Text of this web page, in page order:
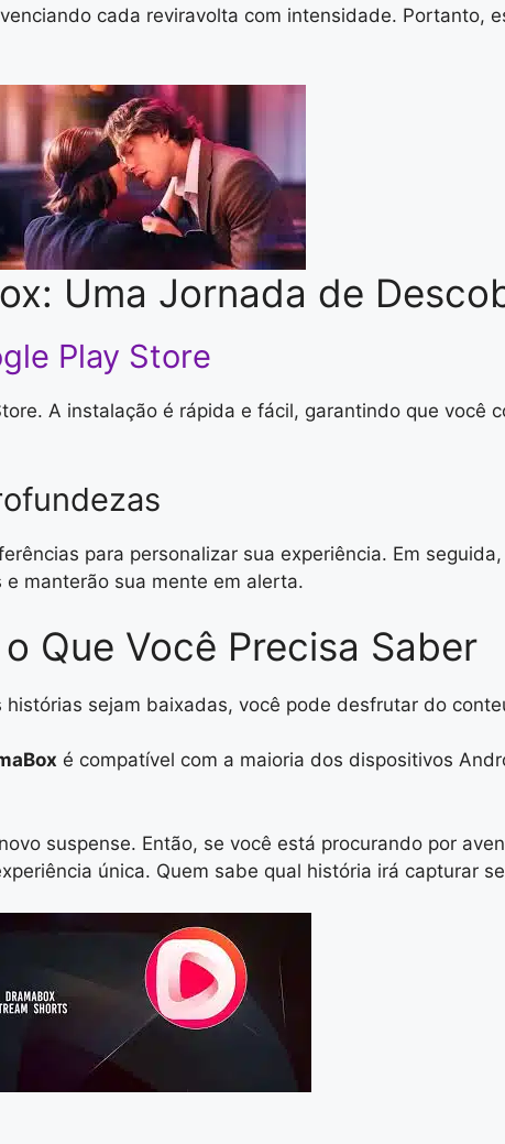
cada reviravolta com intensidade. Portanto,
Uma Jornada de
Play Store
A instalação é rápida e fácil, garantindo que você
para personalizar sua experiência. Em
manterão sua mente em alerta.
Que Você Precisa Saber
histórias sejam baixadas, você pode desfrutar do
é compatível com a maioria dos dispositivos
suspense. Então, se você está procurando por
única. Quem sabe qual história irá capturar